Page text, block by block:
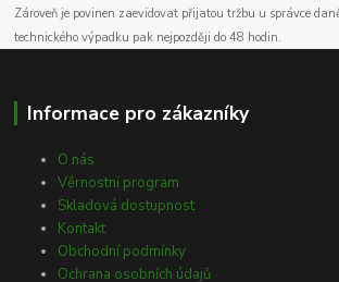
Zároveň je povinen zaevidovat přijatou tržbu u správce
technického výpadku pak nejpozději do 48 hodin.
Informace pro zákazníky
O nás
Věrnostní program
Skladová dostupnost
Kontakt
Obchodní podmínky
Ochrana osobních údajů